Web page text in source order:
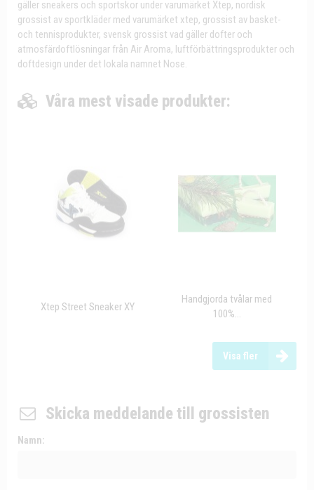
gäller sneakers och sportskor under varumärket Xtep, nordisk
grossist av sportkläder med varumärket xtep, grossist av basket-
och tennisprodukter, svensk grossist vad gäller dofter och
atmosfärdoftlösningar från Air Aroma, luftförbättringsprodukter och
doftdesign under det lokala namnet Nose.
Våra mest visade produkter:
Xtep Street Sneaker XY
Handgjorda tvålar med
100%...
Visa fler
Skicka meddelande till grossisten
Namn: